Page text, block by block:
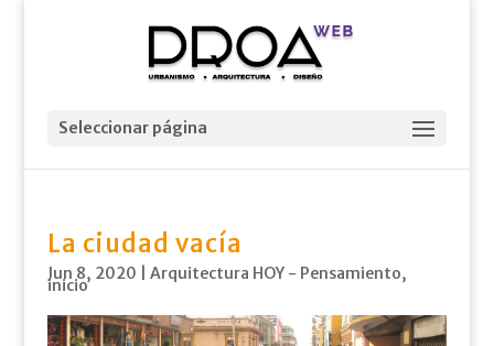
Seleccionar página
La ciudad vacía
Jun 8, 2020 Arquitectura HOY - Pensamiento,
inicio